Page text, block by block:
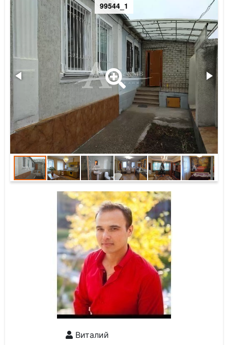
99544_1
Виталий